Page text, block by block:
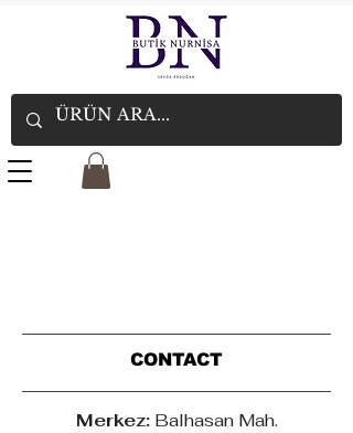
CONTACT
Merkez: Balhasan Mah.